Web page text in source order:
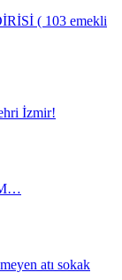
( 103 emekli
İzmir!
atı sokak